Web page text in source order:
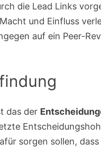
die Lead Links
und Einfluss
auf ein Peer-
das der
sorgen sollen,